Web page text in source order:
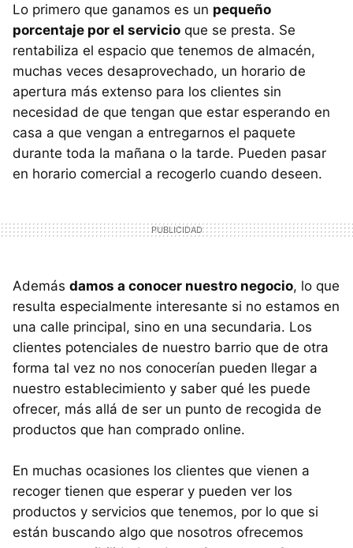
Lo primero que ganamos es un pequeño
porcentaje por el servicio que se presta. Se
rentabiliza el espacio que tenemos de almacén,
muchas veces desaprovechado, un horario de
apertura más extenso para los clientes sin
necesidad de que tengan que estar esperando en
casa a que vengan a entregarnos el paquete
durante toda la mañana o la tarde. Pueden pasar
en horario comercial a recogerlo cuando deseen.
Además damos a conocer nuestro negocio, lo que
resulta especialmente interesante si no estamos en
una calle principal, sino en una secundaria. Los
clientes potenciales de nuestro barrio que de otra
forma tal vez no nos conocerían pueden llegar a
nuestro establecimiento y saber qué les puede
ofrecer, más allá de ser un punto de recogida de
productos que han comprado online.
En muchas ocasiones los clientes que vienen a
recoger tienen que esperar y pueden ver los
productos y servicios que tenemos, por lo que si
están buscando algo que nosotros ofrecemos